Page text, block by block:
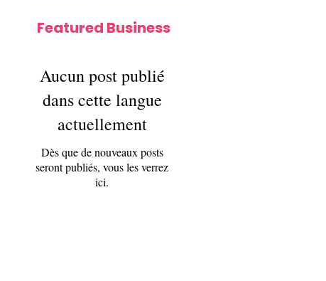
Featured Business
Aucun post publié
dans cette langue
actuellement
Dès que de nouveaux posts
seront publiés, vous les verrez
ici.